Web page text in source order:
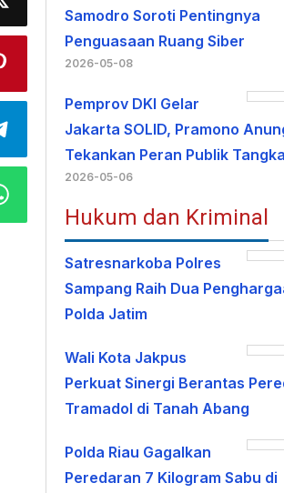
Samodro Soroti Pentingnya
Penguasaan Ruang Siber
2026-05-08
Pemprov DKI Gelar
Jakarta SOLID, Pramono
Tekankan Peran Publik
2026-05-06
Hukum dan Kriminal
Satresnarkoba Polres
Sampang Raih Dua
Polda Jatim
Wali Kota Jakpus
Perkuat Sinergi Berantas
Tramadol di Tanah Abang
Polda Riau Gagalkan
Peredaran 7 Kilogram Sabu di